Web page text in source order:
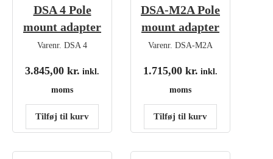
DSA 4 Pole
mount adapter
Varenr. DSA 4
3.845,00 kr. inkl.
moms
Tilføj til kurv
DSA-M2A Pole
mount adapter
Varenr. DSA-M2A
1.715,00 kr. inkl.
moms
Tilføj til kurv